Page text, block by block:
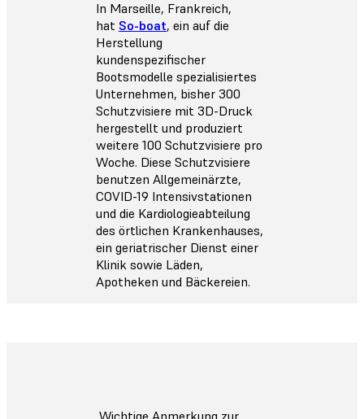
In Marseille, Frankreich,
hat So-boat, ein auf die
Herstellung
kundenspezifischer
Bootsmodelle spezialisiertes
Unternehmen, bisher 300
Schutzvisiere mit 3D-Druck
hergestellt und produziert
weitere 100 Schutzvisiere pro
Woche. Diese Schutzvisiere
benutzen Allgemeinärzte,
COVID-19 Intensivstationen
und die Kardiologieabteilung
des örtlichen Krankenhauses,
ein geriatrischer Dienst einer
Klinik sowie Läden,
Apotheken und Bäckereien.
Wichtige Anmerkung zur